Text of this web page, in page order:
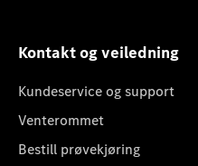
Kontakt og veiledning
Kundeservice og support
Venterommet
Bestill prøvekjøring